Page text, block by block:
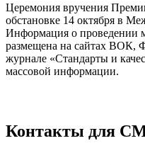
Церемония вручения
обстановке 14 октября в
Информация о проведении
размещена на сайтах
журнале «Стандарты и
массовой информации.
Контакты для